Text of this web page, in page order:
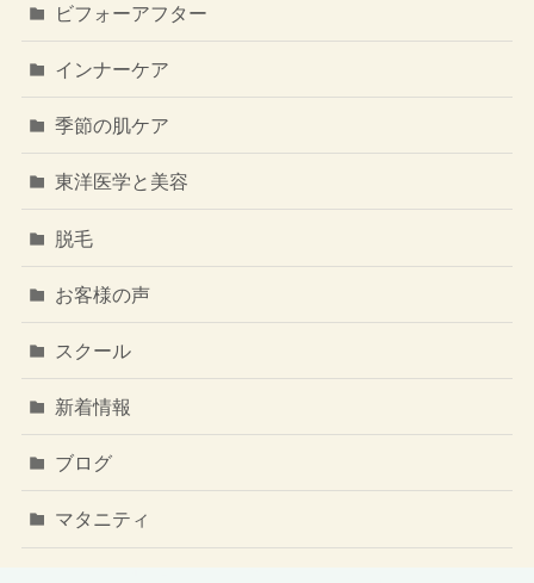
ビフォーアフター
インナーケア
季節の肌ケア
東洋医学と美容
脱毛
お客様の声
スクール
新着情報
ブログ
マタニティ